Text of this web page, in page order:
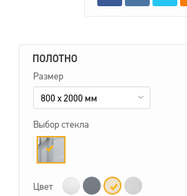
ПОЛОТНО
Размер
800 x 2000 мм
Выбор стекла
Цвет